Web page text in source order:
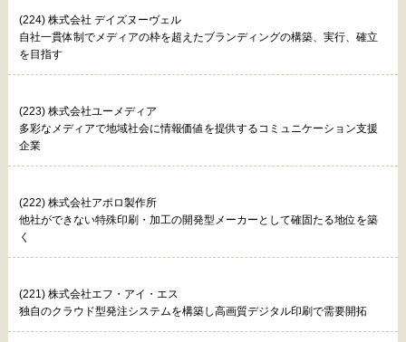
(224) 株式会社 デイズヌーヴェル
自社一貫体制でメディアの枠を超えたブランディングの構築、実行、確立
を目指す
(223) 株式会社ユーメディア
多彩なメディアで地域社会に情報価値を提供するコミュニケーション支援
企業
(222) 株式会社アポロ製作所
他社ができない特殊印刷・加工の開発型メーカーとして確固たる地位を築
く
(221) 株式会社エフ・アイ・エス
独自のクラウド型発注システムを構築し高画質デジタル印刷で需要開拓